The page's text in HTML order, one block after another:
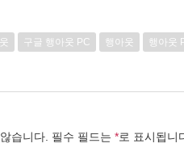
구글 행아웃 PC 행아웃 행아웃
습니다. 필수 필드는 *로 표시됩니